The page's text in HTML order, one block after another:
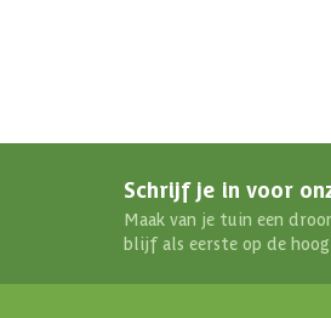
Schrijf je in voor
Maak van je tuin een
blijf als eerste op de